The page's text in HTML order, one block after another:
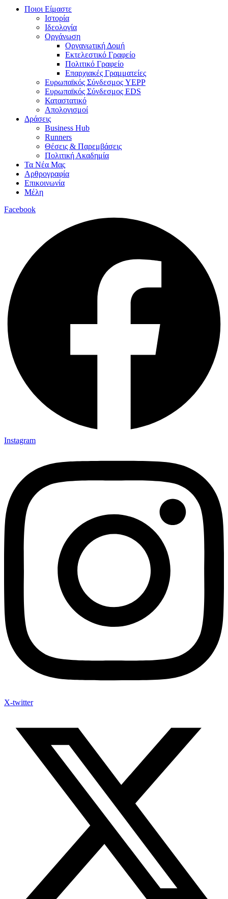
Ποιοι Είμαστε
Ιστορία
Ιδεολογία
Οργάνωση
Οργανωτική Δομή
Εκτελεστικό Γραφείο
Πολιτικό Γραφείο
Επαρχιακές Γραμματείες
Ευρωπαϊκός Σύνδεσμος YEPP
Ευρωπαϊκός Σύνδεσμος EDS
Καταστατικό
Απολογισμοί
Δράσεις
Business Hub
Runners
Θέσεις & Παρεμβάσεις
Πολιτική Ακαδημία
Τα Νέα Μας
Αρθρογραφία
Επικοινωνία
Μέλη
Facebook
Instagram
X-twitter